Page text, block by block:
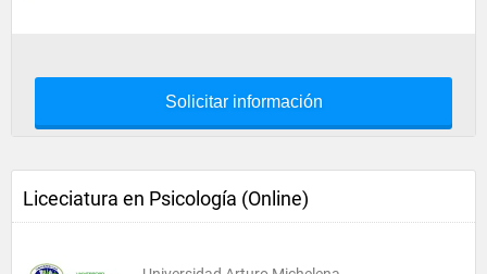
Solicitar información
Liceciatura en Psicología (Online)